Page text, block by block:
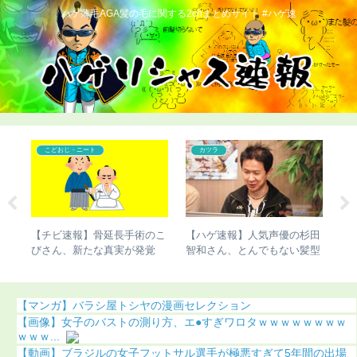
ハゲ薄毛AGA髪の毛に関する2chまとめサイト #ハゲ速
報】骨延長手術のこ
新たな真実が発覚
【ハゲ速報】人気声優の杉田
智和さん、とんでもない髪型
コンプレックス
【ハゲ速報】市
また髪の毛がな
【マンガ】バラシ屋トシヤの漫画セレクション
【画像】女子のバストの測り方、エ●すぎワロタｗｗｗｗｗｗｗｗ
ｗｗｗ...
【動画】ブラジルの女子フットサル選手が極悪すぎて5年間の出場